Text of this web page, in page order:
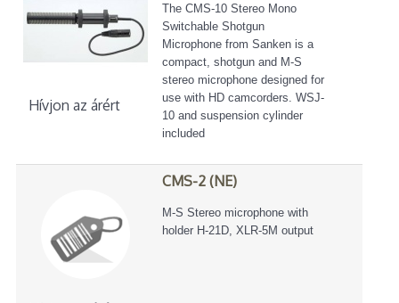
Hívjon az árért
The CMS-10 Stereo Mono
Switchable Shotgun
Microphone from Sanken is a
compact, shotgun and M-S
stereo microphone designed for
use with HD camcorders. WSJ-
10 and suspension cylinder
included
CMS-2 (NE)
M-S Stereo microphone with
holder H-21D, XLR-5M output